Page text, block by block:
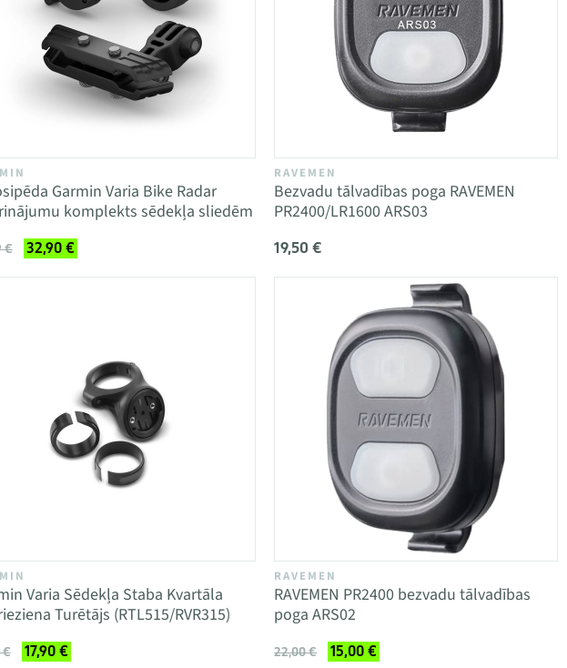
Garmin Varia Bike Radar
komplekts sēdekļa sliedēm
€ 32,90 €
RAVEMEN
Bezvadu tālvadības poga RAVEMEN
PR2400/LR1600 ARS03
19,50 €
Varia Sēdekļa Staba Kvartāla
Turētājs (RTL515/RVR315)
€ 17,90 €
RAVEMEN
RAVEMEN PR2400 bezvadu tālvadības
poga ARS02
22,00 € 15,00 €